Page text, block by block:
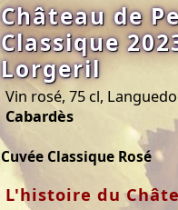
Château de
Classique
Lorgeril
Vin rosé, 75 cl,
Cabardès
Cuvée Classique Rosé
L'histoire du